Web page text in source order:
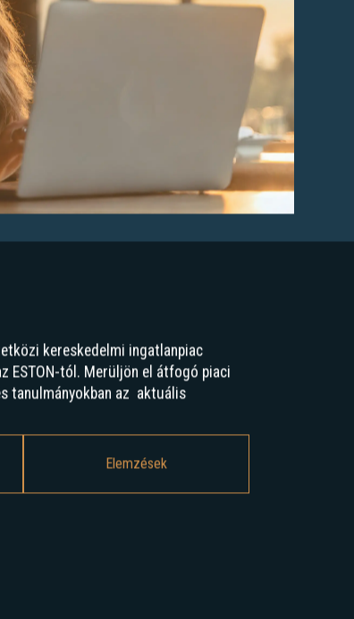
kereskedelmi ingatlanpiac
ESTON-tól. Merüljön el átfogó piaci
tanulmányokban az aktuális
Elemzések